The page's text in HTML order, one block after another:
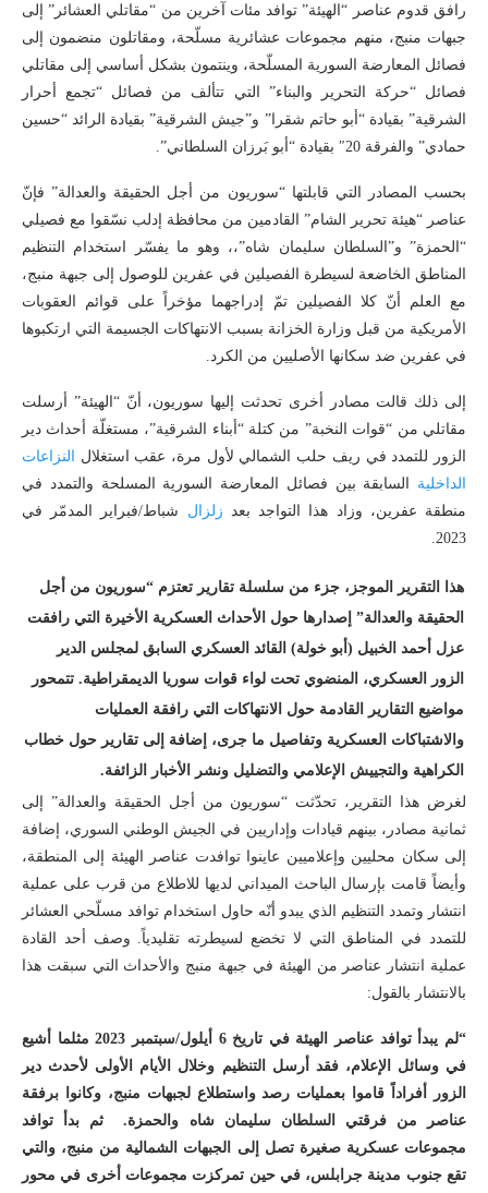
رافق قدوم عناصر “الهيئة” توافد مئات آخرين من “مقاتلي العشائر” إلى
جبهات منبج، منهم مجموعات عشائرية مسلّحة، ومقاتلون منضمون إلى
فصائل المعارضة السورية المسلّحة، وينتمون بشكل أساسي إلى مقاتلي
فصائل “حركة التحرير والبناء” التي تتألف من فصائل “تجمع أحرار
الشرقية” بقيادة “أبو حاتم شقرا” و”جيش الشرقية” بقيادة الرائد “حسين
حمادي” والفرقة 20″ بقيادة “أبو بَرزان السلطاني”.
بحسب المصادر التي قابلتها “سوريون من أجل الحقيقة والعدالة” فإنّ
عناصر “هيئة تحرير الشام” القادمين من محافظة إدلب نسّقوا مع فصيلي
“الحمزة” و”السلطان سليمان شاه”،، وهو ما يفسّر استخدام التنظيم
المناطق الخاضعة لسيطرة الفصيلين في عفرين للوصول إلى جبهة منبج،
مع العلم أنّ كلا الفصيلين تمّ إدراجهما مؤخراً على قوائم العقوبات
الأمريكية من قبل وزارة الخزانة بسبب الانتهاكات الجسيمة التي ارتكبوها
في عفرين ضد سكانها الأصليين من الكرد.
إلى ذلك قالت مصادر أخرى تحدثت إليها سوريون، أنّ “الهيئة” أرسلت
مقاتلي من “قوات النخبة” من كتلة “أبناء الشرقية”، مستغلّة أحداث دير
الزور للتمدد في ريف حلب الشمالي لأول مرة، عقب استغلال النزاعات
الداخلية السابقة بين فصائل المعارضة السورية المسلحة والتمدد في
منطقة عفرين، وزاد هذا التواجد بعد زلزال شباط/فبراير المدمّر في
2023.
هذا التقرير الموجز، جزء من سلسلة تقارير تعتزم “سوريون من أجل
الحقيقة والعدالة” إصدارها حول الأحداث العسكرية الأخيرة التي رافقت
عزل أحمد الخبيل (أبو خولة) القائد العسكري السابق لمجلس الدير
الزور العسكري، المنضوي تحت لواء قوات سوريا الديمقراطية. تتمحور
مواضيع التقارير القادمة حول الانتهاكات التي رافقة العمليات
والاشتباكات العسكرية وتفاصيل ما جرى، إضافة إلى تقارير حول خطاب
الكراهية والتجييش الإعلامي والتضليل ونشر الأخبار الزائفة.
لغرض هذا التقرير، تحدّثت “سوريون من أجل الحقيقة والعدالة” إلى
ثمانية مصادر، بينهم قيادات وإداريين في الجيش الوطني السوري، إضافة
إلى سكان محليين وإعلاميين عاينوا توافدت عناصر الهيئة إلى المنطقة،
وأيضاً قامت بإرسال الباحث الميداني لديها للاطلاع من قرب على عملية
انتشار وتمدد التنظيم الذي يبدو أنّه حاول استخدام توافد مسلّحي العشائر
للتمدد في المناطق التي لا تخضع لسيطرته تقليدياً. وصف أحد القادة
عملية انتشار عناصر من الهيئة في جبهة منبج والأحداث التي سبقت هذا
بالانتشار بالقول:
“لم يبدأ توافد عناصر الهيئة في تاريخ 6 أيلول/سبتمبر 2023 مثلما أشيع
في وسائل الإعلام، فقد أرسل التنظيم وخلال الأيام الأولى لأحدث دير
الزور أفراداً قاموا بعمليات رصد واستطلاع لجبهات منبج، وكانوا برفقة
عناصر من فرقتي السلطان سليمان شاه والحمزة. ثم بدأ توافد
مجموعات عسكرية صغيرة تصل إلى الجبهات الشمالية من منبج، والتي
تقع جنوب مدينة جرابلس، في حين تمركزت مجموعات أخرى في محور